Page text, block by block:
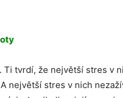
tvrdí, že největší stres v
největší stres v nich